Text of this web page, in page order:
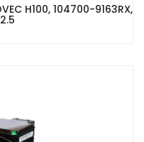
H100, 104700-9163RX,